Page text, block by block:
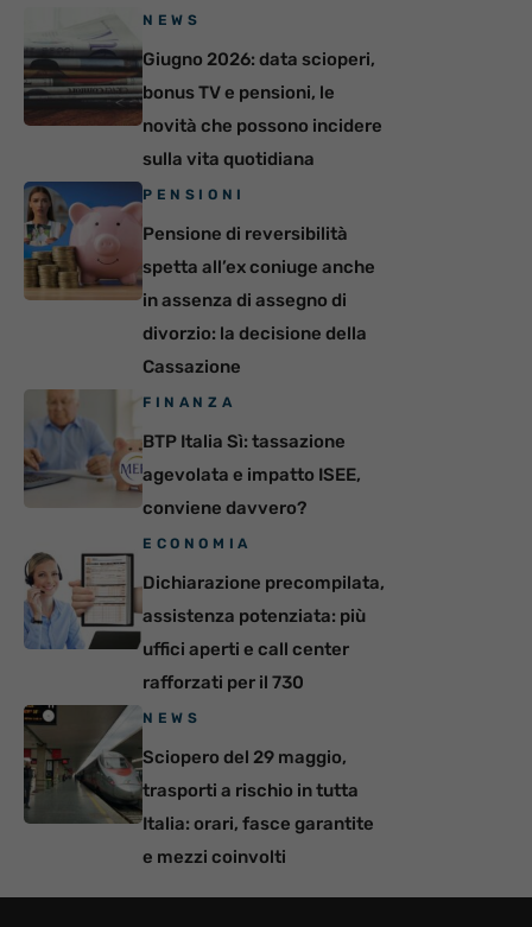
NEWS
Giugno 2026: data scioperi,
bonus TV e pensioni, le
novità che possono incidere
sulla vita quotidiana
PENSIONI
Pensione di reversibilità
spetta all’ex coniuge anche
in assenza di assegno di
divorzio: la decisione della
Cassazione
FINANZA
BTP Italia Sì: tassazione
agevolata e impatto ISEE,
conviene davvero?
ECONOMIA
Dichiarazione precompilata,
assistenza potenziata: più
uffici aperti e call center
rafforzati per il 730
NEWS
Sciopero del 29 maggio,
trasporti a rischio in tutta
Italia: orari, fasce garantite
e mezzi coinvolti